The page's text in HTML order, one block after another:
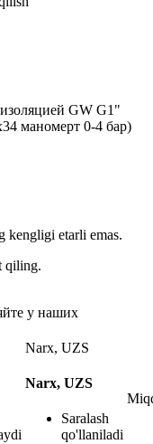
GW G1"
маномерт 0-4 бар)
kengligi etarli emas.
qiling.
у наших
Narx, UZS
Narx, UZS
Saralash
qo'llaniladi